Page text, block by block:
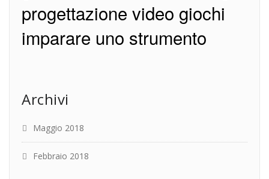
progettazione video giochi
imparare uno strumento
Archivi
Maggio 2018
Febbraio 2018